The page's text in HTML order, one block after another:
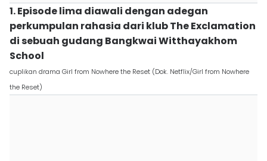
1. Episode lima diawali dengan adegan
perkumpulan rahasia dari klub The Exclamation
di sebuah gudang Bangkwai Witthayakhom
School
cuplikan drama Girl from Nowhere the Reset (Dok. Netflix/Girl from Nowhere
the Reset)